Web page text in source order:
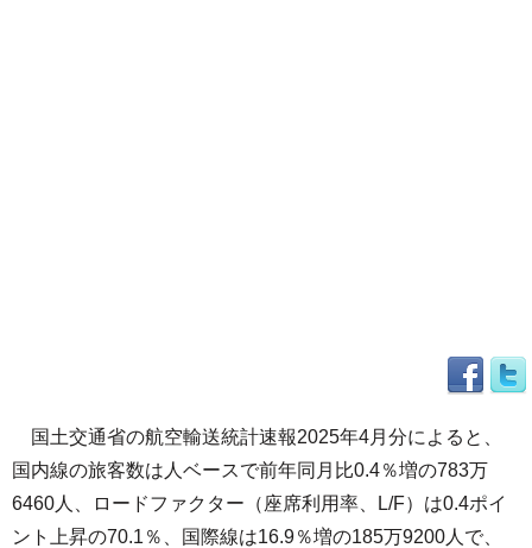
国土交通省の航空輸送統計速報2025年4月分によると、
国内線の旅客数は人ベースで前年同月比0.4％増の783万
6460人、ロードファクター（座席利用率、L/F）は0.4ポイ
ント上昇の70.1％、国際線は16.9％増の185万9200人で、